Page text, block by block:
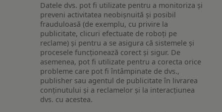
Datele dvs. pot fi utilizate pentru a monitoriza și
preveni activitatea neobișnuită și posibil
frauduloasă (de exemplu, cu privire la
publicitate, clicuri efectuate de roboți pe
reclame) și pentru a se asigura că sistemele și
procesele funcționează corect și sigur. De
asemenea, pot fi utilizate pentru a corecta orice
probleme care pot fi întâmpinate de dvs.,
publisher sau agentul de publicitate în livrarea
conținutului și a reclamelor și la interacțiunea
dvs. cu acestea.